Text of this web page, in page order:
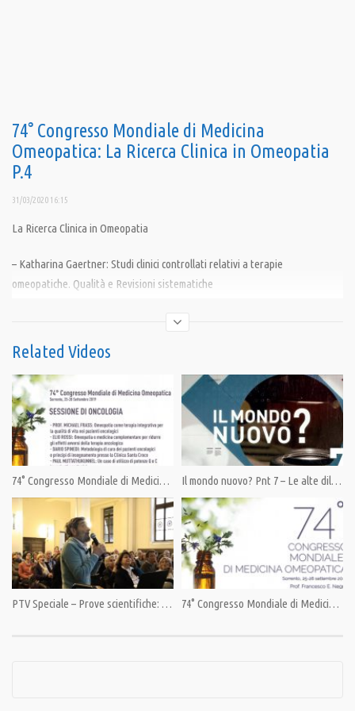
74° Congresso Mondiale di Medicina
Omeopatica: La Ricerca Clinica in Omeopatia
P.4
31/03/2020 16:15
La Ricerca Clinica in Omeopatia
– Katharina Gaertner: Studi clinici controllati relativi a terapie
omeopatiche. Qualità e Revisioni sistematiche
– Robbert Van Haselen: Un ponte tra ricerca e pratica clinica; verso una
Condividi
Category:PrimoPiano
Tags:Omeopatia
Related Videos
74° Congresso Mondiale di Medicina Omeopatica: Sessione di Oncologia Il mondo nuovo? Pnt 7 – Le alte diluizioni omeopatiche – Vittorio Elia
PTV Speciale – Prove scientifiche: i punti di Forza dell’Omeopatia 74° Congresso Mondiale di Medicina Omeopatica – P.2